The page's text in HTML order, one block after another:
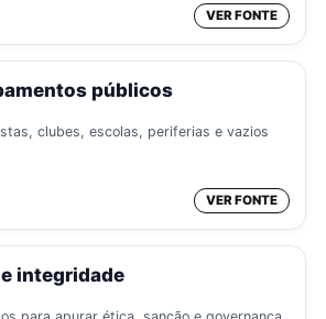
VER FONTE
públicos
clubes, escolas, periferias e vazios
VER FONTE
integridade